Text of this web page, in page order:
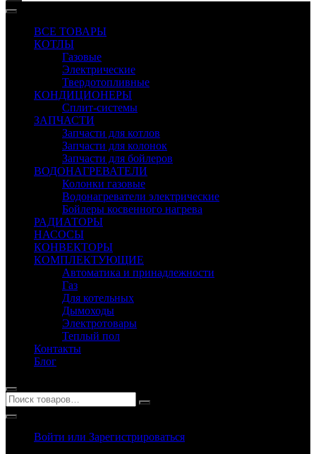
ВСЕ ТОВАРЫ
КОТЛЫ
Газовые
Электрические
Твердотопливные
КОНДИЦИОНЕРЫ
Сплит-системы
ЗАПЧАСТИ
Запчасти для котлов
Запчасти для колонок
Запчасти для бойлеров
ВОДОНАГРЕВАТЕЛИ
Колонки газовые
Водонагреватели электрические
Бойлеры косвенного нагрева
РАДИАТОРЫ
НАСОСЫ
КОНВЕКТОРЫ
КОМПЛЕКТУЮЩИЕ
Автоматика и принадлежности
Газ
Для котельных
Дымоходы
Электротовары
Теплый пол
Контакты
Блог
Войти или Зарегистрироваться